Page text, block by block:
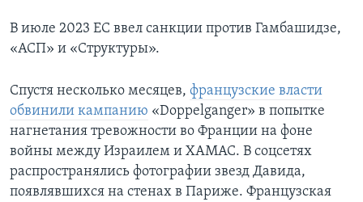
В июле 2023 ЕС ввел санкции против Гамбашидзе,
«АСП» и «Структуры».
Спустя несколько месяцев, французские власти
обвинили кампанию «Doppelganger» в попытке
нагнетания тревожности во Франции на фоне
войны между Израилем и ХАМАС. В соцсетях
распространялись фотографии звезд Давида,
появлявшихся на стенах в Париже. Французская